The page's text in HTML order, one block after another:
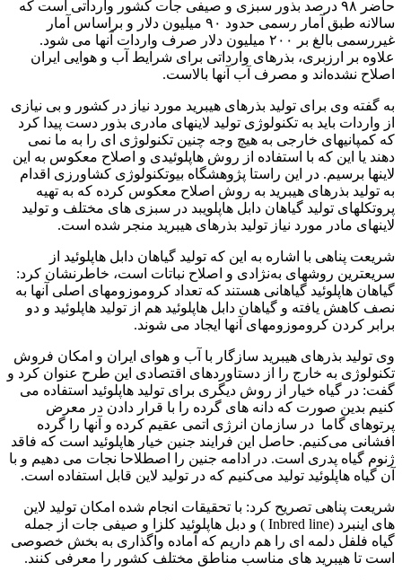
حاضر ۹۸ درصد بذور سبزی و صیفی جات کشور وارداتی است که
سالانه طبق آمار رسمی حدود ۹۰ میلیون دلار و براساس آمار
غیررسمی بالغ بر ۲۰۰ میلیون دلار صرف واردات آنها می شود.
علاوه بر ارزبری، بذرهای وارداتی برای شرایط آب و هوایی ایران
اصلاح نشده‌اند و مصرف آب آنها بالاست.
به گفته وی برای تولید بذرهای هیبرید مورد نیاز در کشور و بی نیازی
از واردات باید به تکنولوژی تولید لاینهای مادری بذور دست پیدا کرد
که کمپانیهای خارجی به هیچ وجه چنین تکنولوژی ای را به ما نمی
دهند یا این که با استفاده از روش هاپلوئیدی و اصلاح معکوس به این
لاینها برسیم. در این راستا پژوهشگاه بیوتکنولوژی کشاورزی اقدام
به تولید بذرهای هیبرید به روش اصلاح معکوس کرده که به تهیه
پروتکلهای تولید گیاهان دابل هاپلویبد در سبزی های مختلف و تولید
لاینهای مادر مورد نیاز تولید بذرهای هیبرید منجر شده است.
شریعت پناهی با اشاره به این که تولید گیاهان دابل هاپلوئید از
سریعترین روشهای به‌نژادی و اصلاح نباتات است، خاطرنشان کرد:
گیاهان هاپلوئید گیاهانی هستند که تعداد کروموزومهای اصلی آنها به
نصف کاهش یافته و گیاهان دابل هاپلوئید هم از تولید هاپلوئید و دو
برابر کردن کروموزومهای آنها ایجاد می شوند.
وی تولید بذرهای هیبرید سازگار با آب و هوای ایران و امکان فروش
تکنولوژی به خارج را از دستاوردهای اقتصادی این طرح عنوان کرد و
گفت: در گیاه خیار از روش دیگری برای تولید هاپلوئید استفاده می
کنیم بدین صورت که دانه های گرده را با قرار دادن در معرض
پرتوهای گاما در سازمان انرژی اتمی عقیم کرده و آنها را گرده
افشانی می‌کنیم. حاصل این فرایند جنین خیار هاپلوئید است که فاقد
ژنوم گیاه پدری است. در ادامه جنین را اصطلاحا نجات می دهیم و با
آن گیاه هاپلوئید تولید می‌کنیم که در تولید لاین قابل استفاده است.
شریعت پناهی تصریح کرد: با تحقیقات انجام شده امکان تولید لاین
های اینبرد (Inbred line ) و دبل هاپلوئید کلزا و صیفی جات از جمله
گیاه فلفل دلمه ای را هم داریم که آماده واگذاری به بخش خصوصی
است تا هیبرید های مناسب مناطق مختلف کشور را معرفی کنند.